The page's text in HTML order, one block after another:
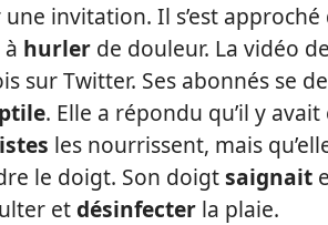
invitation. Il s’est approché
hurler de douleur. La vidéo de
sur Twitter. Ses abonnés se
. Elle a répondu qu’il y
les nourrissent, mais
le doigt. Son doigtsaignait
etdésinfecter la plaie.